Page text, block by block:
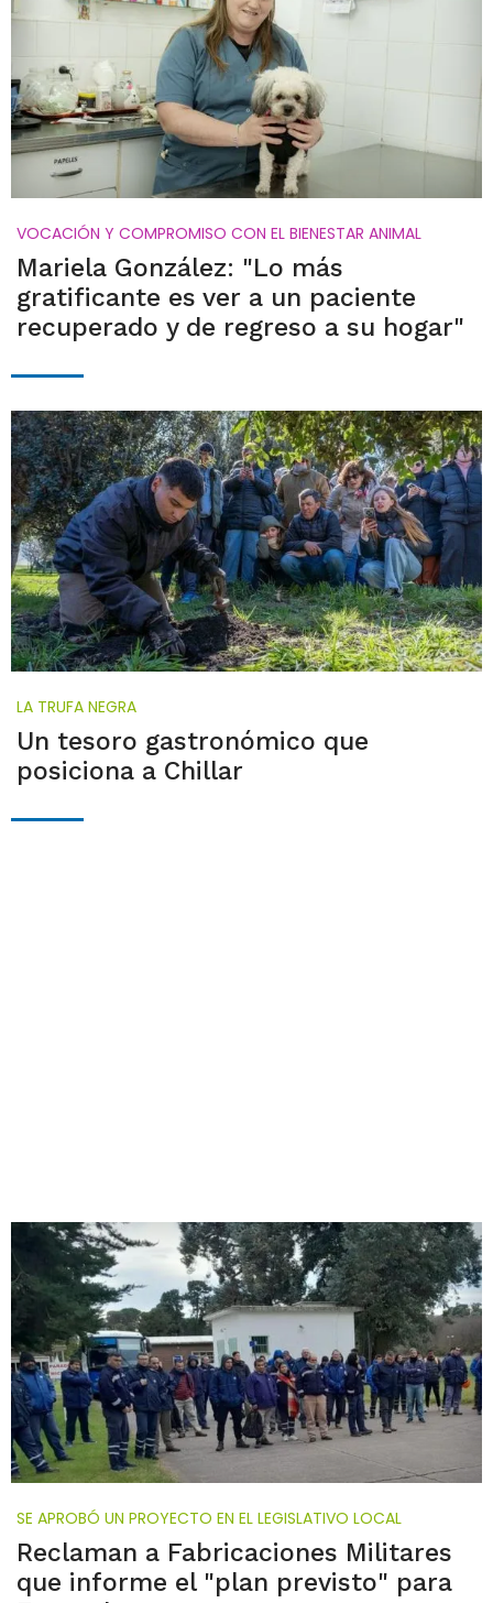
VOCACIÓN Y COMPROMISO CON EL BIENESTAR ANIMAL
Mariela González: "Lo más
gratificante es ver a un paciente
recuperado y de regreso a su hogar"
LA TRUFA NEGRA
Un tesoro gastronómico que
posiciona a Chillar
SE APROBÓ UN PROYECTO EN EL LEGISLATIVO LOCAL
Reclaman a Fabricaciones Militares
que informe el "plan previsto" para